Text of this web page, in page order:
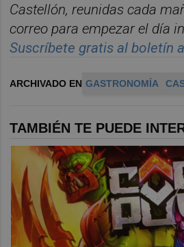
Castellón, reunidas cada ma
correo para empezar el día
Suscríbete gratis al boletín
ARCHIVADO EN GASTRONOMÍA
TAMBIÉN TE PUEDE